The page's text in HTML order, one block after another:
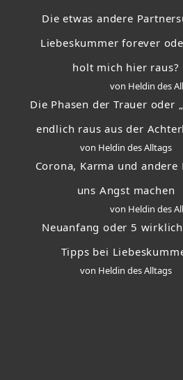
Die etwas andere
Liebeskummer forever
holt mich hier raus?
von Heldin des
Die Phasen der Trauer oder
endlich raus aus der
von Heldin des Alltags
Corona, Karma und andere
uns Angst machen
von Heldin des
Neuanfang oder 5
Tipps bei
von Heldin des Alltags